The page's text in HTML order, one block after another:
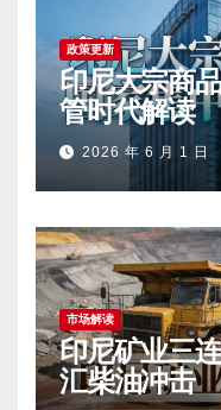
政策更新
印尼大宗商
管时代解读
2026 年 6 月 1 日
市场解读
印尼矿业三
汇柴油冲击